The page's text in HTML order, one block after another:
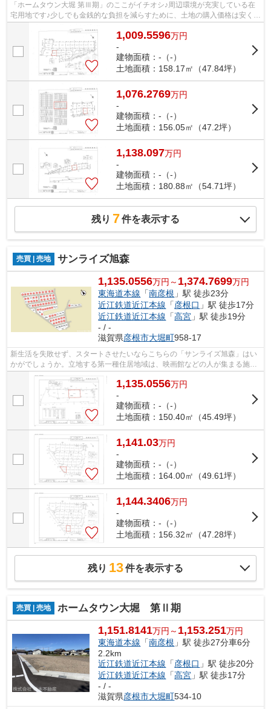
「ホームタウン大堀 第Ⅲ期」のここがイチオシ♪周辺環境が充実している在
宅用地です♪少しでも金銭的な負担を減らすために、土地の購入価格は安く抑
1,009.5596万円
-
建物面積：-（-）
土地面積：158.17㎡（47.84坪）
1,076.2769万円
-
建物面積：-（-）
土地面積：156.05㎡（47.2坪）
1,138.097万円
-
建物面積：-（-）
土地面積：180.88㎡（54.71坪）
残り 7件を表示する
売買 | 売地 サンライズ旭森
1,135.0556万円～ 1,374.7699万円
東海道本線 「南彦根 」駅 徒歩23分
近江鉄道近江本線 「彦根口 」駅 徒歩17分
近江鉄道近江本線 「高宮 」駅 徒歩19分
- / -
滋賀県彦根市大堀町958-17
新生活を失敗せず、スタートさせたいならこちらの「サンライズ旭森」はい
かがでしょうか。立地する第一種住居地域は、映画館などの人が集まる施設
や大規模の工場などの建築が禁止され...
1,135.0556万円
-
建物面積：-（-）
土地面積：150.40㎡（45.49坪）
1,141.03万円
-
建物面積：-（-）
土地面積：164.00㎡（49.61坪）
1,144.3406万円
-
建物面積：-（-）
土地面積：156.32㎡（47.28坪）
残り 13件を表示する
売買 | 売地 ホームタウン大堀 第Ⅱ期
1,151.8141万円～ 1,153.251万円
東海道本線 「南彦根 」駅 徒歩27分車6分
2.2km
近江鉄道近江本線 「彦根口 」駅 徒歩20分
近江鉄道近江本線 「高宮 」駅 徒歩17分
- / -
滋賀県彦根市大堀町534-10